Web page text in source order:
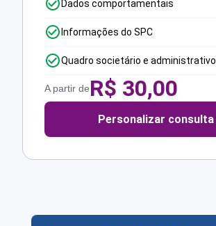
Dados comportamentais
Informações do SPC
Quadro societário e administrativo
A partir deR$ 30,00
Personalizar consulta